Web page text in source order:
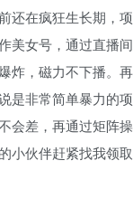
还在疯狂生长期，
美女号，通过直播
炸，磁力不下播。
是非常简单暴力的
会差，再通过矩阵
小伙伴赶紧找我领取